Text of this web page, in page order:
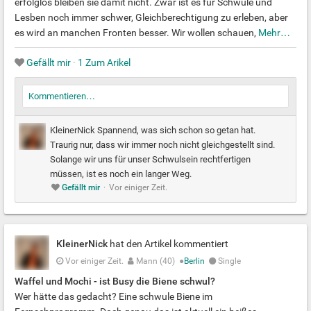
Lesben noch immer schwer, Gleichberechtigung zu erleben, aber
es wird an manchen Fronten besser. Wir wollen schauen, Mehr…
Gefällt mir · 1 Zum Arikel
Kommentieren…
KleinerNick Spannend, was sich schon so getan hat.
Traurig nur, dass wir immer noch nicht gleichgestellt sind.
Solange wir uns für unser Schwulsein rechtfertigen
müssen, ist es noch ein langer Weg.
Gefällt mir · Vor einiger Zeit.
KleinerNick hat den Artikel kommentiert
Vor einiger Zeit. Mann (40) ●Berlin Single
Waffel und Mochi - ist Busy die Biene schwul?
Wer hätte das gedacht? Eine schwule Biene im